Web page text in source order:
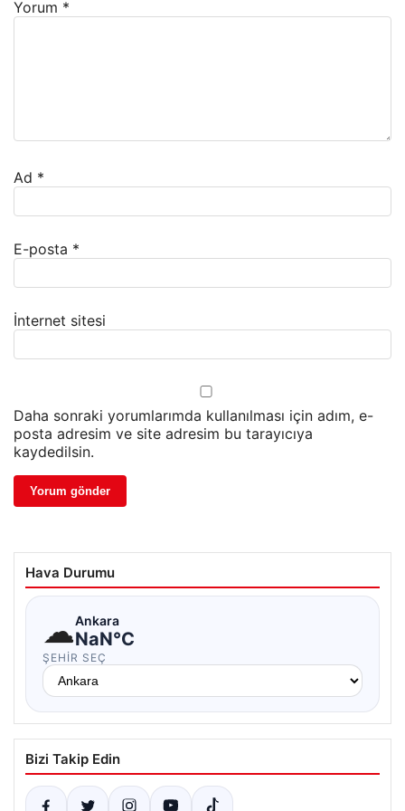
Yorum *
Ad *
E-posta *
İnternet sitesi
Daha sonraki yorumlarımda kullanılması için adım, e-
posta adresim ve site adresim bu tarayıcıya
kaydedilsin.
Hava Durumu
☁Ankara
NaN°C
ŞEHIR SEÇ
Bizi Takip Edin